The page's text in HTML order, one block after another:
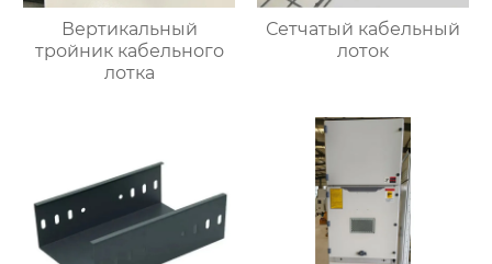
Вертикальный
тройник кабельного
лотка
Сетчатый кабельный
лоток